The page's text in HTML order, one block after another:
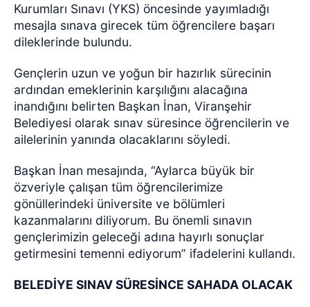
Kurumları Sınavı (YKS) öncesinde yayımladığı
mesajla sınava girecek tüm öğrencilere başarı
dileklerinde bulundu.
Gençlerin uzun ve yoğun bir hazırlık sürecinin
ardından emeklerinin karşılığını alacağına
inandığını belirten Başkan İnan, Viranşehir
Belediyesi olarak sınav süresince öğrencilerin ve
ailelerinin yanında olacaklarını söyledi.
Başkan İnan mesajında, “Aylarca büyük bir
özveriyle çalışan tüm öğrencilerimize
gönüllerindeki üniversite ve bölümleri
kazanmalarını diliyorum. Bu önemli sınavın
gençlerimizin geleceği adına hayırlı sonuçlar
getirmesini temenni ediyorum” ifadelerini kullandı.
BELEDİYE SINAV SÜRESİNCE SAHADA OLACAK